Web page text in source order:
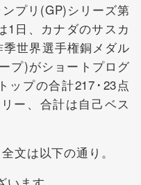
プリ(GP)シリーズ第
1日、カナダのサスカ
世界選手権銅メダル
プ)がショートプログ
ップの合計217･23点
ー、合計は自己ベス
文は以下の通り。